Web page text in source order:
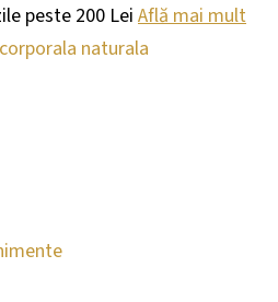
peste 200 Lei Află mai mult